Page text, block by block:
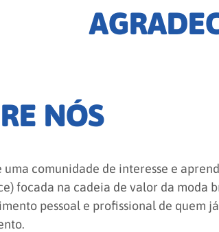
NÓS
uma comunidade de interesse e
focada na cadeia de valor da
pessoal e profissional de quem